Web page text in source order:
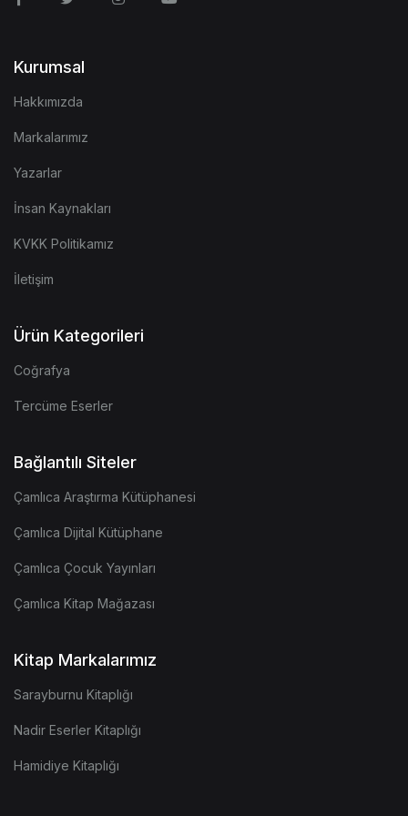
Kurumsal
Hakkımızda
Markalarımız
Yazarlar
İnsan Kaynakları
KVKK Politikamız
İletişim
Ürün Kategorileri
Coğrafya
Tercüme Eserler
Bağlantılı Siteler
Çamlıca Araştırma Kütüphanesi
Çamlıca Dijital Kütüphane
Çamlıca Çocuk Yayınları
Çamlıca Kitap Mağazası
Kitap Markalarımız
Sarayburnu Kitaplığı
Nadir Eserler Kitaplığı
Hamidiye Kitaplığı